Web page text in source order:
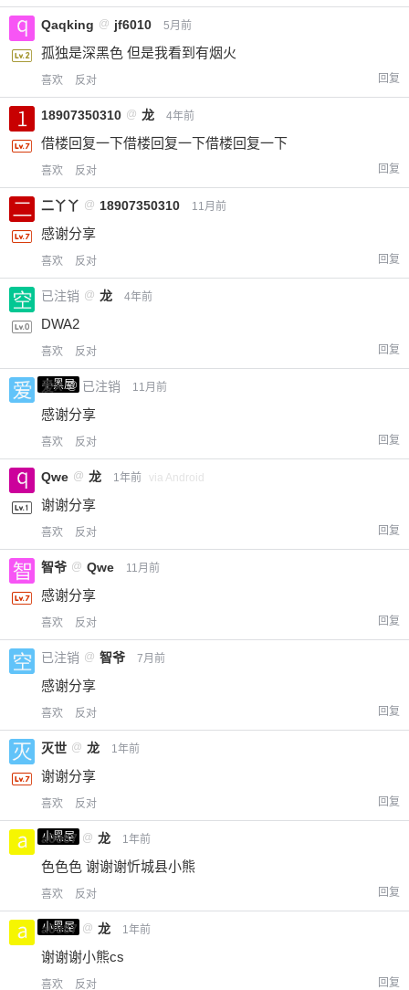
Qaqking @ jf6010 5月前
孤独是深黑色 但是我看到有烟火
喜欢 反对 回复
18907350310 @ 龙 4年前
借楼回复一下借楼回复一下借楼回复一下
喜欢 反对 回复
二丫丫 @ 18907350310 11月前
感谢分享
喜欢 反对 回复
已注销 @ 龙 4年前
DWA2
喜欢 反对 回复
小黑屋
爱X @ 已注销 11月前
感谢分享
喜欢 反对 回复
Qwe @ 龙 1年前 via Android
谢谢分享
喜欢 反对 回复
智爷 @ Qwe 11月前
感谢分享
喜欢 反对 回复
已注销 @ 智爷 7月前
感谢分享
喜欢 反对 回复
灭世 @ 龙 1年前
谢谢分享
喜欢 反对 回复
小黑屋
a0987 @ 龙 1年前
色色色 谢谢谢忻城县小熊
喜欢 反对 回复
小黑屋
a0987 @ 龙 1年前
谢谢谢小熊cs
喜欢 反对 回复